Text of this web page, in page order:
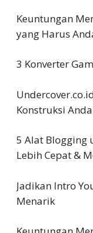
Keuntungan
yang Harus
3 Konverter
Konstruksi Anda
5 Alat Blogging
Lebih Cepat &
Jadikan Intro
Menarik